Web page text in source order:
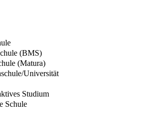
(BMS)
(Matura)
Universität
Studium
Schule